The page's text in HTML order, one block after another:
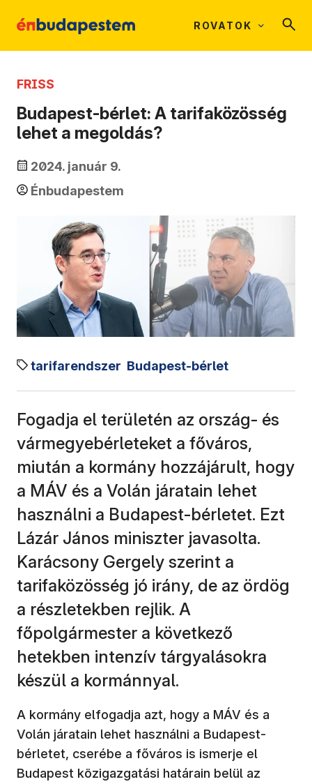
ROVATOK
FRISS
Budapest-bérlet: A tarifaközösség
lehet a megoldás?
2024. január 9.
Énbudapestem
tarifarendszer Budapest-bérlet
Fogadja el területén az ország- és
vármegyebérleteket a főváros,
miután a kormány hozzájárult, hogy
a MÁV és a Volán járatain lehet
használni a Budapest-bérletet. Ezt
Lázár János miniszter javasolta.
Karácsony Gergely szerint a
tarifaközösség jó irány, de az ördög
a részletekben rejlik. A
főpolgármester a következő
hetekben intenzív tárgyalásokra
készül a kormánnyal.
A kormány elfogadja azt, hogy a MÁV és a
Volán járatain lehet használni a Budapest-
bérletet, cserébe a főváros is ismerje el
Budapest közigazgatási határain belül az